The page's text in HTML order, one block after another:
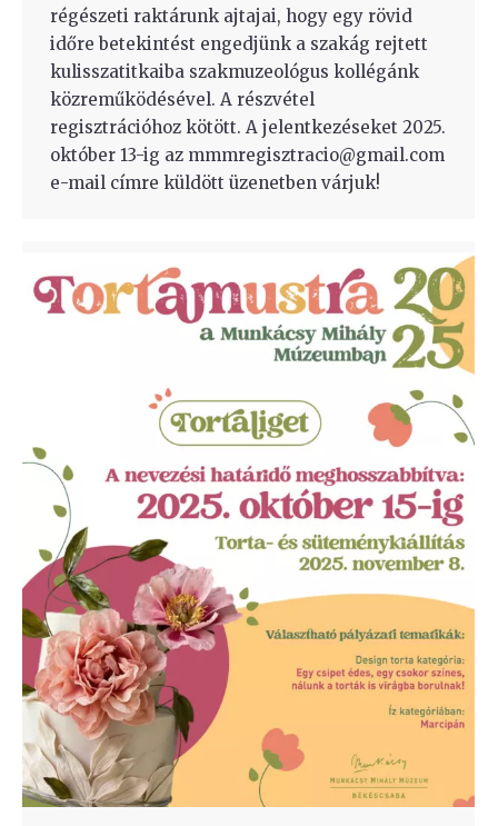
régészeti raktárunk ajtajai, hogy egy rövid
időre betekintést engedjünk a szakág rejtett
kulisszatitkaiba szakmuzeológus kollégánk
közreműködésével. A részvétel
regisztrációhoz kötött. A jelentkezéseket 2025.
október 13-ig az mmmregisztracio@gmail.com
e-mail címre küldött üzenetben várjuk!